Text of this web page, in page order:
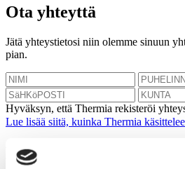
Ota yhteyttä
Jätä yhteystietosi niin olemme sinuun
pian.
Hyväksyn, että Thermia rekisteröi
Lue lisää siitä, kuinka Thermia
Kiitos! Palaamme asiaan